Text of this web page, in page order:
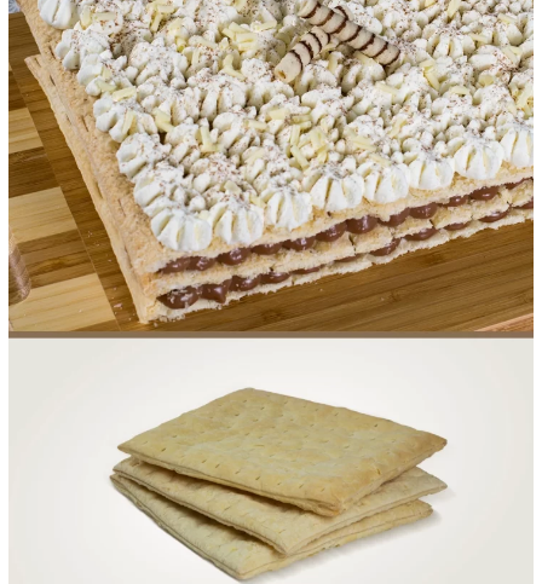
ONDE COMPRAR LOJAS AROSA
DISTRIBUIDORES E
REPRESENTANTES
FOOD SERVICE EMPRESA AGENDA DE CURSOS
SAC ACESSO PARA PARCEIROS